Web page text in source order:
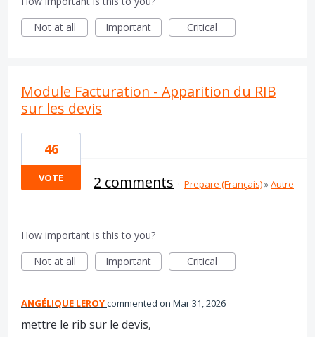
Not at all
Important Critical
Module Facturation - Apparition du RIB
sur les devis
46
VOTE 2 comments · Prepare (Français)»Autre
How important is this to you?
Not at all
Important Critical
ANGÉLIQUE LEROYcommented Mar 31, 2026
mettre le rib sur le devis,